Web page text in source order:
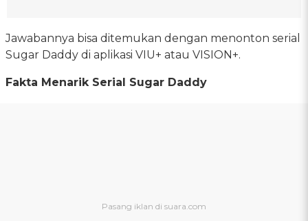
Jawabannya bisa ditemukan dengan menonton serial
Sugar Daddy di aplikasi VIU+ atau VISION+.
Fakta Menarik Serial Sugar Daddy